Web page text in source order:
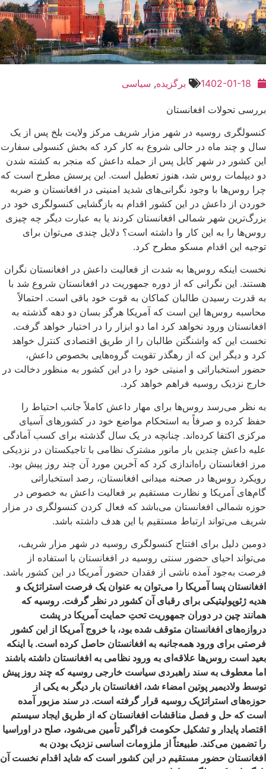
1402-01-18 برگزیده, سیاسی
بررسی تحولات افغانستان
کنسولگری روسیه در شهر مزار شریف مرکز ولایت بلخ پس از یک
سال و چند ماه در حالی شروع به ‌کار کرد که بخش کنسولی سفارت
این کشور در شهر کابل پس از حمله داعش که منجر به کشته شدن
دو دیپلمات روس شد، هنوز تعطیل است. این پرسش مطرح است که
چرا روس‌ها با وجود نگرانی‌های شدید امنیتی در افغانستان و ضربه
خوردن از داعش در این کشور اقدام به بازگشایی کنسولگری خود در
بزرگ‌‌ترین شهر شمالی افغانستان کردند یا به عبارت دیگر چه چیزی
روس‌ها را به این کار وا داشته است؟ دلایل چندی می‌توان برای
توجیه این اقدام مسکو مطرح کرد.
نخست اینکه روس‌ها به شدت از فعالیت داعش در افغانستان نگران
هستند. این نگرانی‌ که از دوره جمهوریت در افغانستان شروع شد با
به قدرت رسیدن طالبان کماکان به قوت خود باقی است. احتمالاً‌
محاسبه روس‌ها این است که آمریکا هرگز بسان دو دهه گذشته به
افغانستان ورود نخواهد کرد اما دو ابزار را در اختیار خواهد گرفت.
نخست این که واشنگتن طالبان را از طریق اقتصادی کنترل خواهد
کرد و دیگر این که از رهگذر تقویت گروه‌هایی بخصوص داعش،
حضور استخباراتی و امنیتی خود را در این کشور به منظور دخالت در
خارج نزدیک روسیه فراهم خواهد کرد.
به نظر می‌رسد روس‌ها برای مهار داعش کاملاً‌ جانب احتیاط را
حفظ کرده و صرفاً به استحکام مواضع خود در کشورهای آسیای
مرکزی اکتفا کرده‌اند. چنانچه در یک سال گذشته برای کسب آمادگی
علیه داعش چندین بار مانور مشترک نظامی با تاجیکستان در نزدیکی
مرز افغانستان راه‌اندازی کرد که آخرین مورد آن چند روز پیش بود.
رویکرد روس‌ها در صحنه میدانی افغانستان، رصد‌ استخباراتی
گام‌های آمریکا و نظارت مستقیم بر فعالیت داعش به خصوص در
حوزه شمالی افغانستان می‌باشد که فعال کردن کنسولگری در مزار
شریف می‌تواند ارتباط مستقیم با این هدف داشته باشد.
دومین دلیل برای افتتاح کنسولگری روسیه در شهر مزار شریف،
می‌تواند احیای حضور سنتی روسیه در افغانستان با استفاده از
فرصت به‌جود آمده ناشی از فقدان حضور آمریکا در این کشور باشد.
افغانستان پسا آمریکا را می‌توان‌ به عنوان یک فرصت استراتژیک و
هدیه ژئوپولیتیکی برای رقبای آن کشور در نظر گرفت. روسیه که
همانند چین در دوران جمهوریت تحتِ حمایت آمریکا در پشت
دروازه‌های افغانستان متوقف شده بود، با خروج آمریکا از این کشور
فرصتی برای ورود همه‌جانبه به افغانستان حاصل کرده است. با اینکه
بعید است روس‌ها علاقه‌ای به ورود نظامی به افغانستان داشته باشند
اما معطوف به سند راهبردی سیاست خارجی روسیه که چند روز پیش
توسط ولادیمیر پوتین امضاء شد، افغانستان بار دیگر به یکی از
حوزه‌های استراتژیک روسیه قرار گرفته است. در سند مزبور آمده
است که حل و فصل مناقشات افغانستان که از طریق ایجاد سیستم
اقتصاد پایدار و تشکیل حکومت فراگیر تأمین می‌شود، صلح در اوراسیا
را تضمین می‌کند. طبیعتاً از ملزومات اساسی نزدیک بودن به
افغانستان حضور مستقیم در این کشور است که شاید اقدام نخست آن